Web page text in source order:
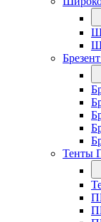
Брезент
Тенты